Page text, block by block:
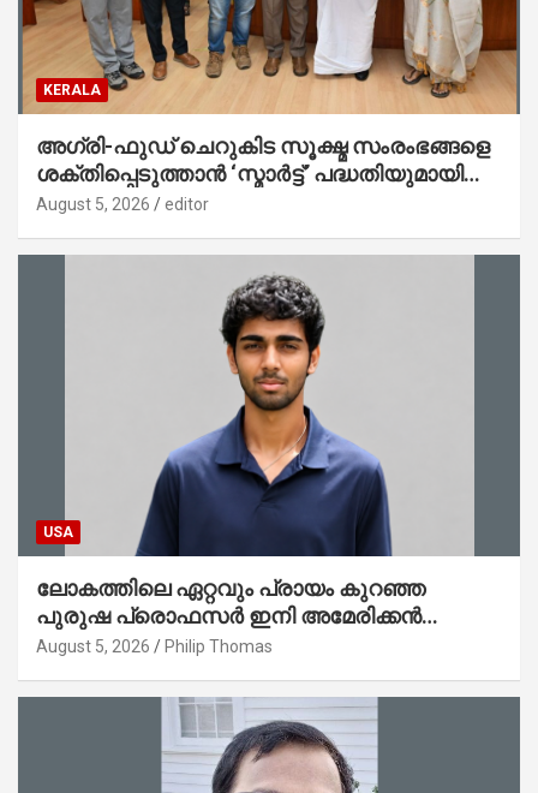
KERALA
അഗ്രി-ഫുഡ് ചെറുകിട സൂക്ഷ്മ സംരംഭങ്ങളെ
ശക്തിപ്പെടുത്താന്‍ ‘സ്മാര്‍ട്ട്’ പദ്ധതിയുമായി
കേര; ലോഗോ മുഖ്യമന്ത്രി പ്രകാശനം
August 5, 2026 editor
USA
ലോകത്തിലെ ഏറ്റവും പ്രായം കുറഞ്ഞ
പുരുഷ പ്രൊഫസർ ഇനി അമേരിക്കൻ
മലയാളി നേഥൻ തോമസ്
August 5, 2026 Philip Thomas